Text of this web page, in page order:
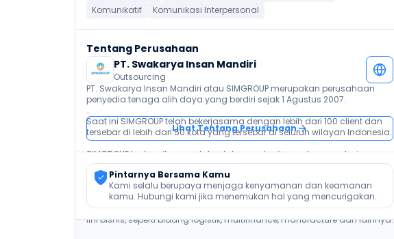
Komunikatif
Komunikasi Interpersonal
Tentang Perusahaan
PT. Swakarya Insan Mandiri
Outsourcing
PT. Swakarya Insan Mandiri atau SIMGROUP merupakan perusahaan
penyedia tenaga alih daya yang berdiri sejak 1 Agustus 2007.
Saat ini SIMGROUP telah bekerjasama dengan lebih dari 100 client dan
tersebar di lebih dari 50 kota yang tersebar di seluruh wilayan Indonesia.
SIMGROUP berkomitmen untuk selalu memberikan peluang pekerjaan
kepada seluruh jobseeker untuk ditempatkan di client yang bekerja
sama dengan proses rekrutmen yang 100% GRATIS, tidak ada biaya
apapun.
Client yang sudah bekerja sama dengan SIMGROUP terdiri dari berbagai
lini bisnis, seperti bidang logistik, multifinance, manufacture dan lainnya.
Lihat Tentang Perusahaan
Pintarnya Bersama Kamu
Kami selalu berupaya menjaga kenyamanan dan keamanan
kamu. Hubungi kami jika menemukan hal yang mencurigakan.